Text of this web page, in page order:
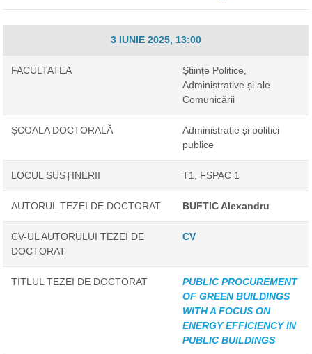
3 IUNIE 2025, 13:00
FACULTATEA
Științe Politice,
Administrative și ale
Comunicării
ȘCOALA DOCTORALĂ
Administrație și politici
publice
LOCUL SUSȚINERII T1, FSPAC 1
AUTORUL TEZEI DE DOCTORAT BUFTIC Alexandru
CV-UL AUTORULUI TEZEI DE
DOCTORAT
CV
TITLUL TEZEI DE DOCTORAT
PUBLIC PROCUREMENT
OF GREEN BUILDINGS
WITH A FOCUS ON
ENERGY EFFICIENCY IN
PUBLIC BUILDINGS